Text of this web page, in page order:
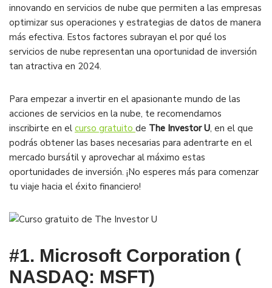
innovando en servicios de nube que permiten a las empresas
optimizar sus operaciones y estrategias de datos de manera
más efectiva​. Estos factores subrayan el por qué los
servicios de nube representan una oportunidad de inversión
tan atractiva en 2024.
Para empezar a invertir en el apasionante mundo de las
acciones de servicios en la nube, te recomendamos
inscribirte en el curso gratuito de The Investor U, en el que
podrás obtener las bases necesarias para adentrarte en el
mercado bursátil y aprovechar al máximo estas
oportunidades de inversión. ¡No esperes más para comenzar
tu viaje hacia el éxito financiero!
#1. Microsoft Corporation (
NASDAQ: MSFT)